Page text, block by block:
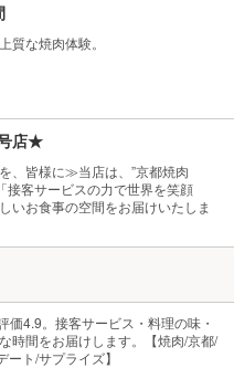
質な焼肉体験。
店★
、皆様に≫当店は、”京都焼肉
接客サービスの力で世界を笑顔
いお食事の空間をお届けいたしま
価4.9。接客サービス・料理の味・
時間をお届けします。【焼肉/京都/
ト/サプライズ】